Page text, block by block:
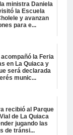
ministra Daniela
la Escuela
y avanzan
para e...
la Feria
en La Quiaca y
será declarada
munic...
recibió al Parque
de La Quiaca
jugando las
de tránsi...